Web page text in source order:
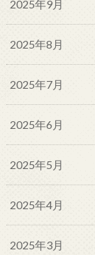
2025年9月
2025年8月
2025年7月
2025年6月
2025年5月
2025年4月
2025年3月